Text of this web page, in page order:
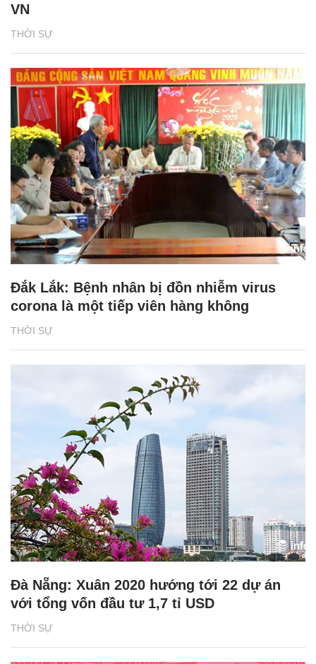
THỜI SỰ
VN
THỜI SỰ
Đắk Lắk: Bệnh nhân bị đồn nhiễm virus
corona là một tiếp viên hàng không
THỜI SỰ
Đà Nẵng: Xuân 2020 hướng tới 22 dự án
với tổng vốn đầu tư 1,7 tỉ USD